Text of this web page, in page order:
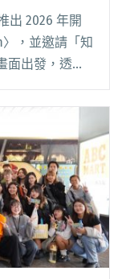
出 2026 年開
，並邀請「知
面出發，透過
唱仁杰分享創
劇的發生，
常」紙鳶與
〉、推出樂團